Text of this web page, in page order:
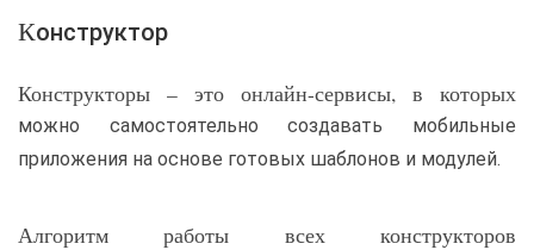
Конструктор
Конструкторы – это онлайн-сервисы, в которых
можно самостоятельно создавать мобильные
приложения на основе готовых шаблонов и модулей.
Алгоритм работы всех конструкторов